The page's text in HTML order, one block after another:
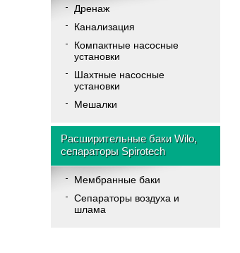
Дренаж
Канализация
Компактные насосные
установки
Шахтные насосные
установки
Мешалки
Расширительные баки Wilo,
сепараторы Spirotech
Мембранные баки
Cепараторы воздуха и
шлама